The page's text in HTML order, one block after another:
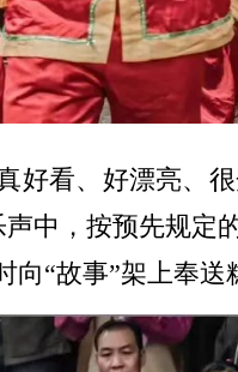
好看、好漂亮、
中，按预先规定
“故事”架上奉